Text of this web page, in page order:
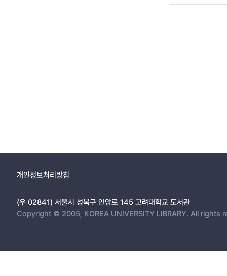
개인정보처리방침
(우 02841) 서울시 성북구 안암로 145 고려대학교 도서관
Copyright © 2005, KOREA UNIVERSITY LIBRARY. All rights